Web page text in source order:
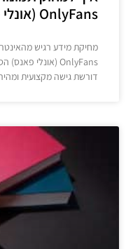
OnlyFans (אונלי פאנס)
מחיקת מידע רגיש
דורשת גישה מקצועית